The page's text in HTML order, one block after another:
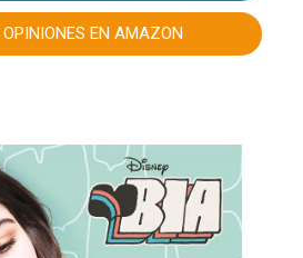
OPINIONES EN AMAZON